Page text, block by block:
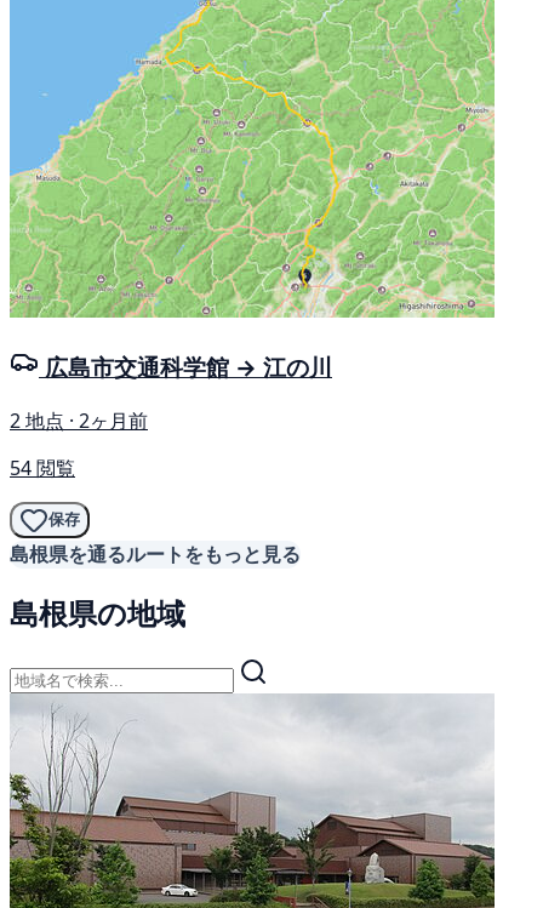
広島市交通科学館 → 江の川
2 地点 · 2ヶ月前
54 閲覧
保存
島根県を通るルートをもっと見る
島根県の地域